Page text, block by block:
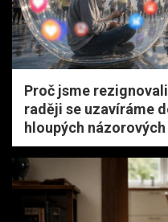
Proč jsme
raději se uzavíráme
hloupých